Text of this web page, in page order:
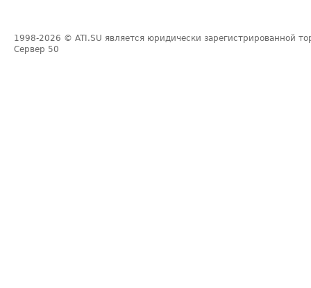
1998-2026 © ATI.SU является юридически зарегистрированной
Сервер 50